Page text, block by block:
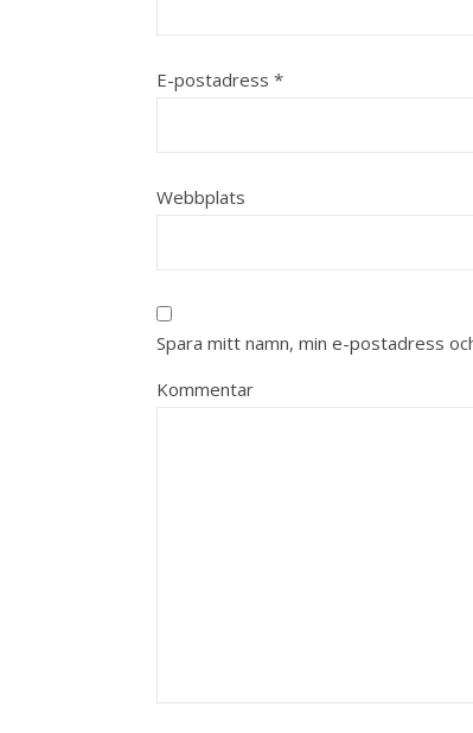
E-postadress *
Webbplats
Spara mitt namn, min e-postadress
Kommentar